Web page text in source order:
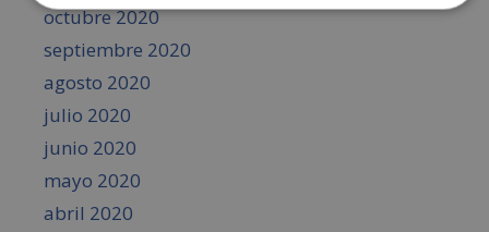
octubre 2020
septiembre 2020
agosto 2020
julio 2020
junio 2020
mayo 2020
abril 2020